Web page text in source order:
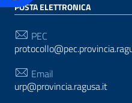
POSTA ELETTRONICA
PEC
Email
urp@provincia.ragusa.it